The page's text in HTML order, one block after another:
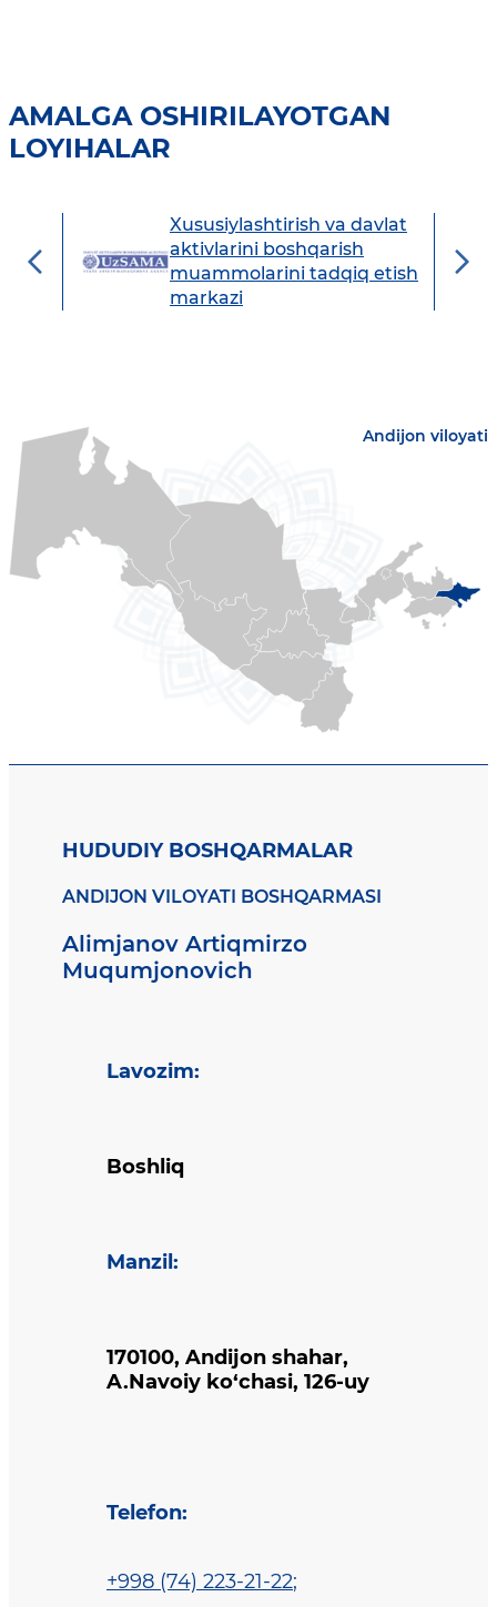
AMALGA OSHIRILAYOTGAN
LOYIHALAR
Xususiylashtirish va davlat
aktivlarini boshqarish
muammolarini tadqiq etish
markazi
Andijon viloyati
HUDUDIY BOSHQARMALAR
ANDIJON VILOYATI BOSHQARMASI
Alimjanov Artiqmirzo
Muqumjonovich
Lavozim:
Boshliq
Manzil :
170100, Andijon shahar,
A.Navoiy ko‘chasi, 126-uy
Telefon:
+998 (74) 223-21-22;